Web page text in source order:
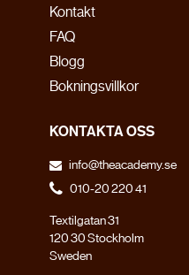
Kontakt
FAQ
Blogg
Bokningsvillkor
KONTAKTA OSS
info@theacademy.se
010-20 220 41
Textilgatan 31
120 30 Stockholm
Sweden